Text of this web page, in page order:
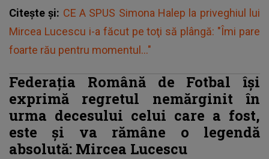
Citește și: CE A SPUS Simona Halep la priveghiul lui
Mircea Lucescu i-a făcut pe toţi să plângă: "Îmi pare
foarte rău pentru momentul..."
Federația Română de Fotbal își
exprimă regretul nemărginit în
urma decesului celui care a fost,
este și va rămâne o legendă
absolută: Mircea Lucescu